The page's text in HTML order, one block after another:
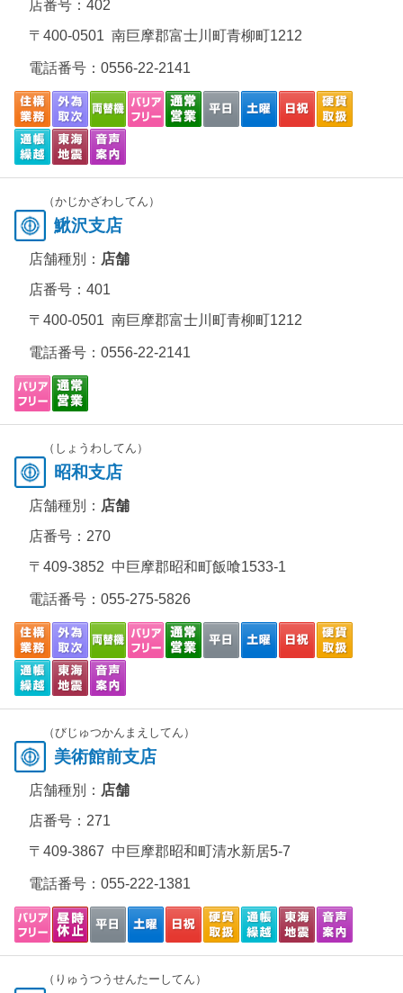
店番号：402
〒400-0501 南巨摩郡富士川町青柳町1212
電話番号： 0556-22-2141
（かじかざわしてん）
鰍沢支店
店舗種別： 店舗
店番号：401
〒400-0501 南巨摩郡富士川町青柳町1212
電話番号： 0556-22-2141
（しょうわしてん）
昭和支店
店舗種別： 店舗
店番号：270
〒409-3852 中巨摩郡昭和町飯喰1533-1
電話番号： 055-275-5826
（びじゅつかんまえしてん）
美術館前支店
店舗種別： 店舗
店番号：271
〒409-3867 中巨摩郡昭和町清水新居5-7
電話番号： 055-222-1381
（りゅうつうせんたーしてん）